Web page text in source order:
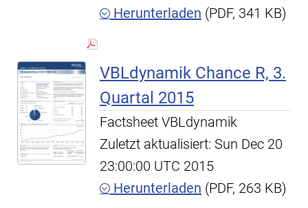
Herunterladen (PDF, 341 KB)
VBLdynamik Chance R, 3.
Quartal 2015
Factsheet VBLdynamik
Zuletzt aktualisiert: Sun Dec 20
23:00:00 UTC 2015
Herunterladen (PDF, 263 KB)